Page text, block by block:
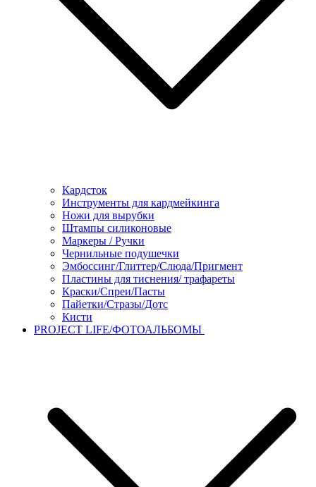
Кардсток
Инструменты для кардмейкинга
Ножи для вырубки
Штампы силиконовые
Маркеры / Ручки
Чернильные подушечки
Эмбоссинг/Глиттер/Слюда/Пригмент
Пластины для тиснения/ трафареты
Краски/Спреи/Пасты
Пайетки/Стразы/Дотс
Кисти
PROJECT LIFE/ФОТОАЛЬБОМЫ